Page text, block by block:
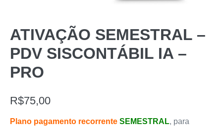
ATIVAÇÃO SEMESTRAL –
PDV SISCONTÁBIL IA –
PRO
R$75,00
Plano pagamento recorrente SEMESTRAL, para